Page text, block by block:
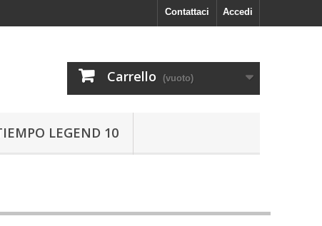
Accedi
Contattaci
Carrello (vuoto)
LEGEND 10